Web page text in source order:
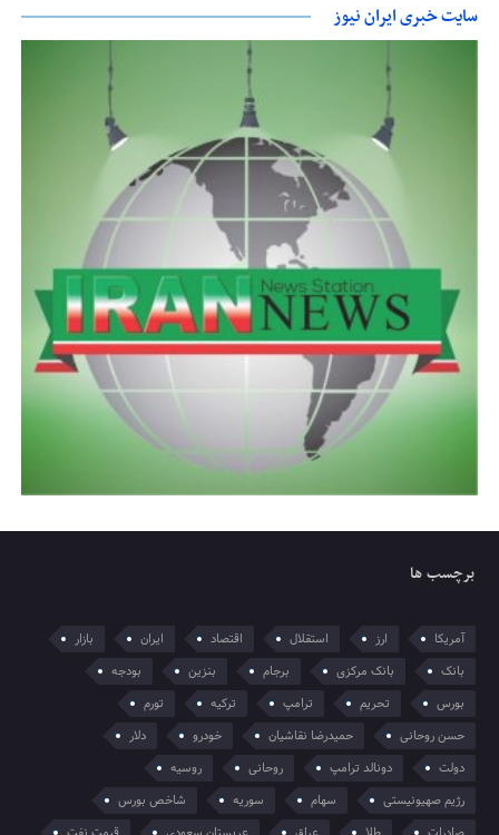
سایت خبری ایران نیوز
برچسب ها
آمریکا ارز استقلال اقتصاد ایران
بازار
بانک
بانک مرکزی برجام بنزین
بودجه
بورس
تحریم ترامپ ترکیه
تورم
حسن روحانی
حمیدرضا نقاشیان خودرو
دلار
دولت
دونالد ترامپ روحانی
روسیه
رژیم صهیونیستی
سهام سوریه
شاخص بورس